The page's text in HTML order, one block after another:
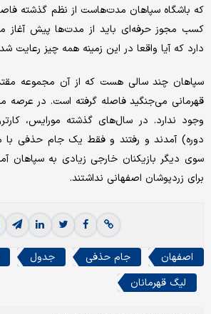
که باشگاه‌ سپاهان مدت‌هاست از نظم گذشته
کسب مجوز حرفه‌ای باید از مدت‌ها پیش آغاز
دارد که آیا واقعا در این زمینه همه چیز رعایت
سپاهان چند سالی هست که از آن مجموعه
قهرمانی می‌جنگید فاصله گرفته است. در عرصه
دوره) آمدند و رفتند و فقط یک جام حذفی با
سوی دیگر بازیکنان خارجی زیادی به سپاهان
برای زردپوشان اصفهانی نداشتند.
اصفهان جام حذفی جدول
لیگ قهرمانان